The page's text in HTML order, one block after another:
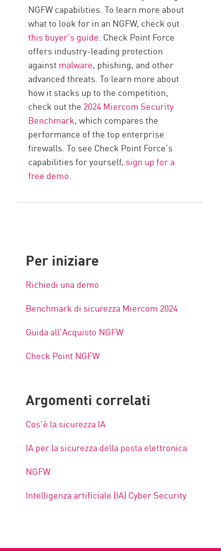
NGFW capabilities. To learn more about
what to look for in an NGFW, check out
this buyer’s guide. Check Point Force
offers industry-leading protection
against malware, phishing, and other
advanced threats. To learn more about
how it stacks up to the competition,
check out the 2024 Miercom Security
Benchmark, which compares the
performance of the top enterprise
firewalls. To see Check Point Force’s
capabilities for yourself, sign up for a
free demo.
Per iniziare
Richiedi una demo
Benchmark di sicurezza Miercom 2024
Guida all'Acquisto NGFW
Check Point NGFW
Argomenti correlati
Cos'è la sicurezza IA
IA per la sicurezza della posta elettronica
NGFW
Intelligenza artificiale (IA) Cyber Security